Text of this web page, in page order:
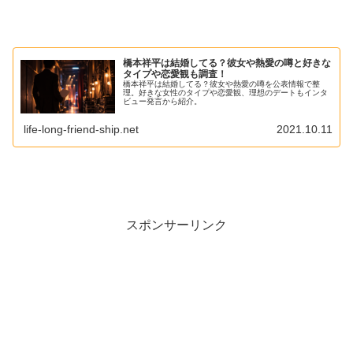
田中涼星は結婚してる？公式発表の有無
彼女の噂や熱愛報道は？信頼できる情報だけ
「結婚」「結婚相手」がサジェストに出る理由
田中涼星の好きなタイプ・恋愛観が気になる！発言か
田中涼星の経歴・プロフィールと出演作品まとめ
橋本祥平は結婚してる？彼女や熱愛の噂と好きな
タイプや恋愛観も調査！
橋本祥平は結婚してる？彼女や熱愛の噂を公表情報で整
理。好きな女性のタイプや恋愛観、理想のデートもインタ
ビュー発言から紹介。
life-long-friend-ship.net 2021.10.11
スポンサーリンク